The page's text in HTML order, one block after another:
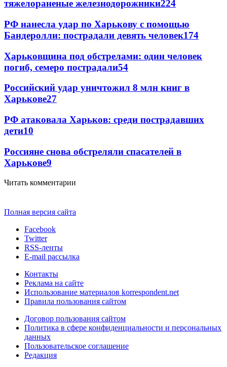
тяжелораненые железнодорожники224
РФ нанесла удар по Харькову с помощью
Бандеролли: пострадали девять человек174
Харьковщина под обстрелами: один человек
погиб, семеро пострадали54
Российский удар уничтожил 8 млн книг в
Харькове27
РФ атаковала Харьков: среди пострадавших
дети10
Россияне снова обстреляли спасателей в
Харькове9
Читать комментарии
Полная версия сайта
Facebook
Twitter
RSS-ленты
E-mail рассылка
Контакты
Реклама на сайте
Использование материалов korrespondent.net
Правила пользования сайтом
Договор пользования сайтом
Политика в сфере конфиденциальности и персональных
данных
Пользовательское соглашение
Редакция